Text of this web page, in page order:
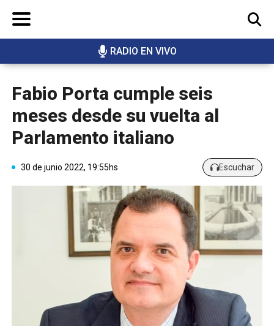
RADIO EN VIVO
BUSCAR
Fabio Porta cumple seis
meses desde su vuelta al
Parlamento italiano
30 de junio 2022, 19:55hs Escuchar